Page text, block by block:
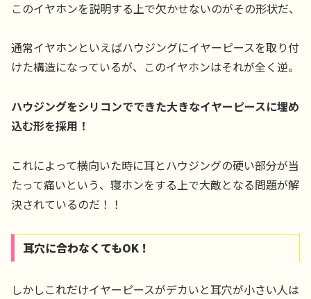
このイヤホンを説明する上で欠かせないのがその形状だ、
通常イヤホンといえばハウジングにイヤーピースを取り付
けた構造になっているが、このイヤホンはそれが全く逆。
ハウジングをシリコンでできた大きなイヤーピースに埋め
込む形を採用！
これによって横向いた時に耳とハウジングの硬い部分が当
たって痛いという、寝ホンをする上で大敵となる問題が解
決されているのだ！！
耳穴に合わなくてもOK！
しかしこれだけイヤーピースがデカいと耳穴が小さい人は